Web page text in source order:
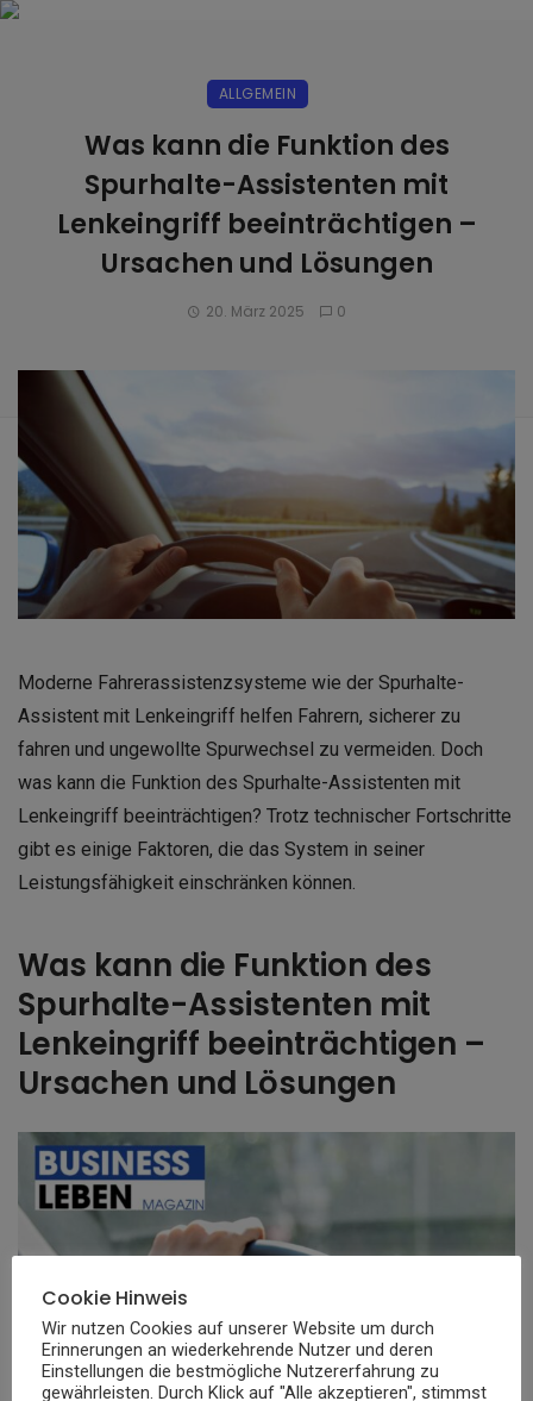
ALLGEMEIN
Was kann die Funktion des
Spurhalte-Assistenten mit
Lenkeingriff beeinträchtigen –
Ursachen und Lösungen
20. März 2025 0
Moderne Fahrerassistenzsysteme wie der Spurhalte-
Assistent mit Lenkeingriff helfen Fahrern, sicherer zu
fahren und ungewollte Spurwechsel zu vermeiden. Doch
was kann die Funktion des Spurhalte-Assistenten mit
Lenkeingriff beeinträchtigen? Trotz technischer Fortschritte
gibt es einige Faktoren, die das System in seiner
Leistungsfähigkeit einschränken können.
Was kann die Funktion des
Spurhalte-Assistenten mit
Lenkeingriff beeinträchtigen –
Ursachen und Lösungen
Cookie Hinweis
Wir nutzen Cookies auf unserer Website um durch
Erinnerungen an wiederkehrende Nutzer und deren
Einstellungen die bestmögliche Nutzererfahrung zu
gewährleisten. Durch Klick auf "Alle akzeptieren", stimmst